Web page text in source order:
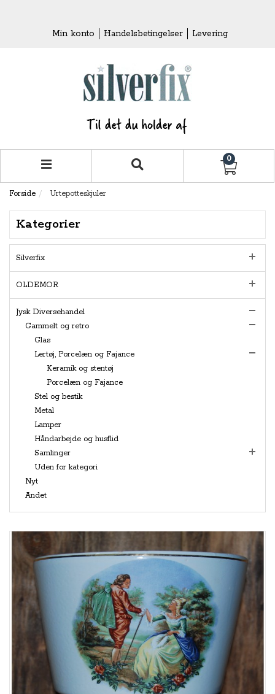
Min konto Handelsbetingelser Levering
0
Forside Urtepotteskjuler
Kategorier
Silverfix
OLDEMOR
Jysk Diversehandel
Gammelt og retro
Glas
Lertøj, Porcelæn og Fajance
Keramik og stentøj
Porcelæn og Fajance
Stel og bestik
Metal
Lamper
Håndarbejde og husflid
Samlinger
Uden for kategori
Nyt
Andet